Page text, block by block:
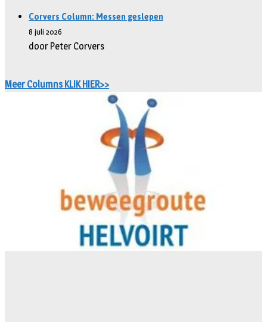
Corvers Column: Messen geslepen
8 juli 2026
door Peter Corvers
Meer Columns KLIK HIER>>